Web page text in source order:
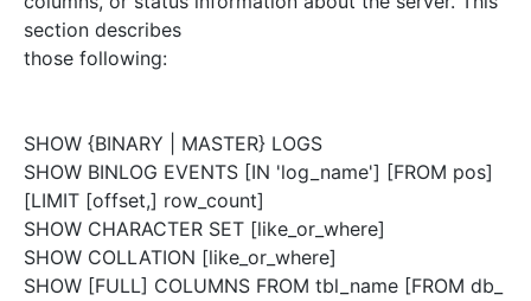
section describes
those following:
SHOW {BINARY | MASTER} LOGS
SHOW BINLOG EVENTS [IN 'log_name'] [FROM pos]
[LIMIT [offset,] row_count]
SHOW CHARACTER SET [like_or_where]
SHOW COLLATION [like_or_where]
SHOW [FULL] COLUMNS FROM tbl_name [FROM db_